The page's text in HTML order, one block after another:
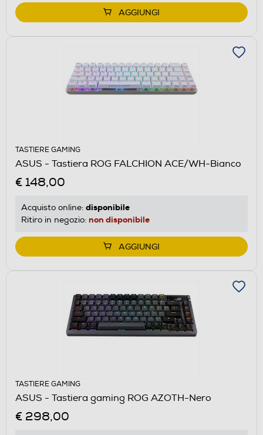
AGGIUNGI
TASTIERE GAMING
ASUS - Tastiera ROG FALCHION ACE/WH-Bianco
€ 148,00
Acquisto online: disponibile
Ritiro in negozio: non disponibile
AGGIUNGI
TASTIERE GAMING
ASUS - Tastiera gaming ROG AZOTH-Nero
€ 298,00